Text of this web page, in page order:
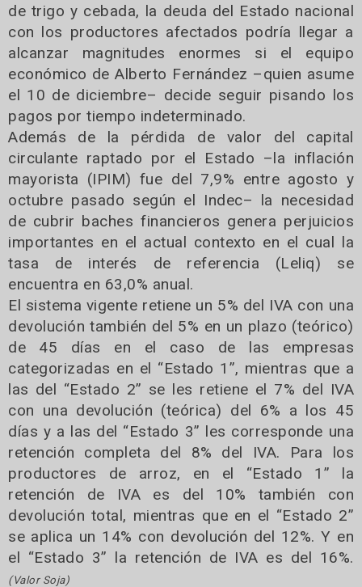
de trigo y cebada, la deuda del Estado nacional
con los productores afectados podría llegar a
alcanzar magnitudes enormes si el equipo
económico de Alberto Fernández –quien asume
el 10 de diciembre– decide seguir pisando los
pagos por tiempo indeterminado.
Además de la pérdida de valor del capital
circulante raptado por el Estado –la inflación
mayorista (IPIM) fue del 7,9% entre agosto y
octubre pasado según el Indec– la necesidad
de cubrir baches financieros genera perjuicios
importantes en el actual contexto en el cual la
tasa de interés de referencia (Leliq) se
encuentra en 63,0% anual.
El sistema vigente retiene un 5% del IVA con una
devolución también del 5% en un plazo (teórico)
de 45 días en el caso de las empresas
categorizadas en el “Estado 1”, mientras que a
las del “Estado 2” se les retiene el 7% del IVA
con una devolución (teórica) del 6% a los 45
días y a las del “Estado 3” les corresponde una
retención completa del 8% del IVA. Para los
productores de arroz, en el “Estado 1” la
retención de IVA es del 10% también con
devolución total, mientras que en el “Estado 2”
se aplica un 14% con devolución del 12%. Y en
el “Estado 3” la retención de IVA es del 16%.
(Valor Soja)